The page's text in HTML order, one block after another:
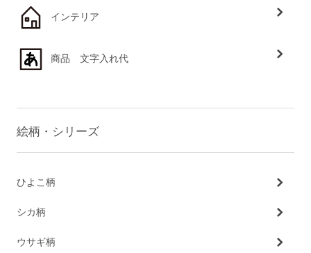
インテリア
商品 文字入れ代
絵柄・シリーズ
ひよこ柄
シカ柄
ウサギ柄